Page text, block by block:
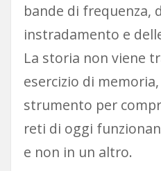
bande di frequenza,
instradamento e
La storia non viene
esercizio di
strumento per
reti di oggi
e non in un altro.